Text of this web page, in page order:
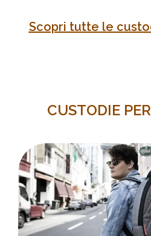
Scopri tutte le
CUSTODIE